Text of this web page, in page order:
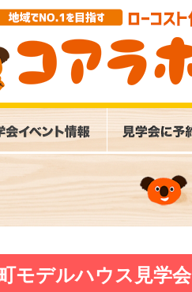
モデルハウス見学会